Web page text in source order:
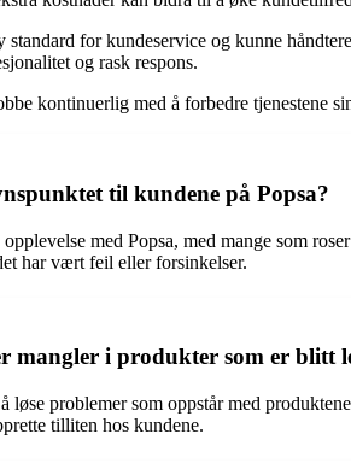
for kundeservice og kunne
og rask respons.
kontinuerlig med å forbedre tjenestene
til kundene på Popsa?
med Popsa, med mange som
har vært feil eller forsinkelser.
mangler i produkter som er blitt
problemer som oppstår med
tilliten hos kundene.